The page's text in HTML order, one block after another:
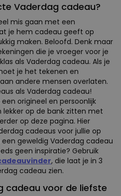
Vaderdag cadeau?
mis gaan met een
je hem cadeau geeft op
maken. Beloofd. Denk maar
die je vroeger voor je
als Vaderdag cadeau. Als je
je het tekenen en
andere mensen overlaten.
als Vaderdag cadeau!
origineel en persoonlijk
lekker op de bank zitten met
op deze pagina. Hier
cadeaus voor jullie op
geweldig Vaderdag cadeau
geen inspiratie? Gebruik
, die laat je in 3
cadeau zien.
cadeau voor de liefste